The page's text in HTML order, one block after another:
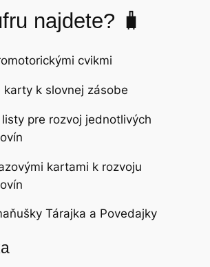
najdete? 🧳
cvikmi
k slovnej zásobe
pre rozvoj jednotlivých
kartami k rozvoju
Tárajka a Povedajky